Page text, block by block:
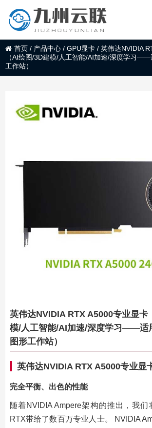
首页 / 产品中心 /GPU显卡 /英伟达NVIDIA
（AI绘图/3D建模/人工智能/AI加速/深度学习
工作站）
英伟达NVIDIA RTX A5000专业显卡
模/人工智能/AI加速/深度学习——适
图形工作站）
英伟达NVIDIA RTX A5000专业显
完全平衡、出色的性能
随着NVIDIA Ampere架构的推出，我们
RTX带给了数百万专业人士。 NVIDIA